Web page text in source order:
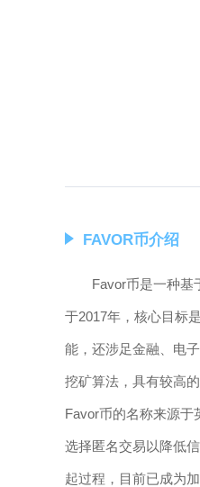
FAVOR币介绍
Favor币是一种基
于2017年，核心目标
能，还涉足金融、电
挖矿算法，具有较高
Favor币的名称来源
选择匿名交易以降低
起过程，目前已成为